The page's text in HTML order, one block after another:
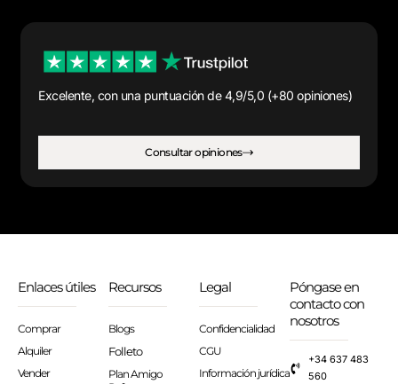
Excelente, con una puntuación de 4,9/5,0 (+80 opiniones)
Consultar opiniones
Enlaces útiles
Comprar
Alquiler
Vender
Recursos
Blogs
Folleto
Plan Amigo
Legal
Confidencialidad
CGU
Información jurídica
Póngase en
contacto con
nosotros
+34 637 483
560